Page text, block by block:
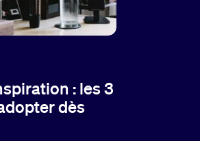
: les 3
dès